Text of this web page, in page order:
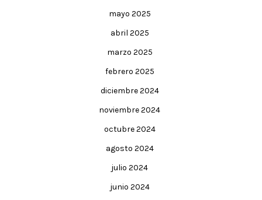
mayo 2025
abril 2025
marzo 2025
febrero 2025
diciembre 2024
noviembre 2024
octubre 2024
agosto 2024
julio 2024
junio 2024